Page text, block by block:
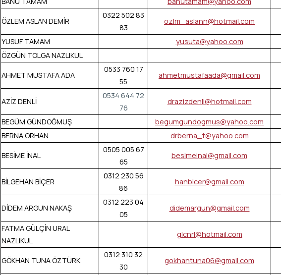
ÖZLEM ASLAN DEMİR
0322 502 83
83
ozlm_aslann@hotmail.com
YUSUF TAMAM yusuta@yahoo.com
ÖZGÜN TOLGA NAZLIKUL
AHMET MUSTAFA ADA
0533 760 17
55
ahmetmustafaada@gmail.com
AZİZ DENLİ
0534 644 72
76
drazizdenli@hotmail.com
BEGÜM GÜNDOĞMUŞ begumgundogmus@yahoo.com
BERNA ORHAN
drberna_t@yahoo.com
BESİME İNAL
0505 005 67
65
besimeinal@gmail.com
BİLGEHAN BİÇER
0312 230 56
86
hanbicer@gmail.com
DİDEM ARGUN NAKAŞ
0312 223 04
05
didemargun@gmail.com
FATMA GÜLÇİN URAL
NAZLIKUL
glcnrl@hotmail.com
GÖKHAN TUNA ÖZTÜRK
0312 310 32
30
gokhantuna06@gmail.com